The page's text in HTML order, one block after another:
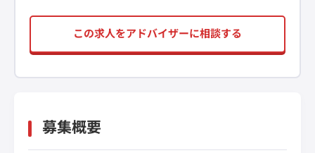
この求人をアドバイザーに相談する
募集概要